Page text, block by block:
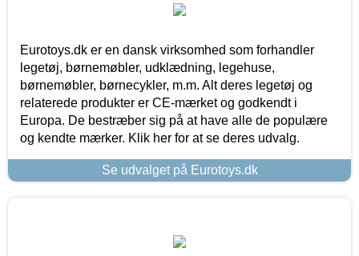
Eurotoys.dk er en dansk virksomhed som forhandler
legetøj, børnemøbler, udklædning, legehuse,
børnemøbler, børnecykler, m.m. Alt deres legetøj og
relaterede produkter er CE-mærket og godkendt i
Europa. De bestræber sig på at have alle de populære
og kendte mærker. Klik her for at se deres udvalg.
Se udvalget på Eurotoys.dk